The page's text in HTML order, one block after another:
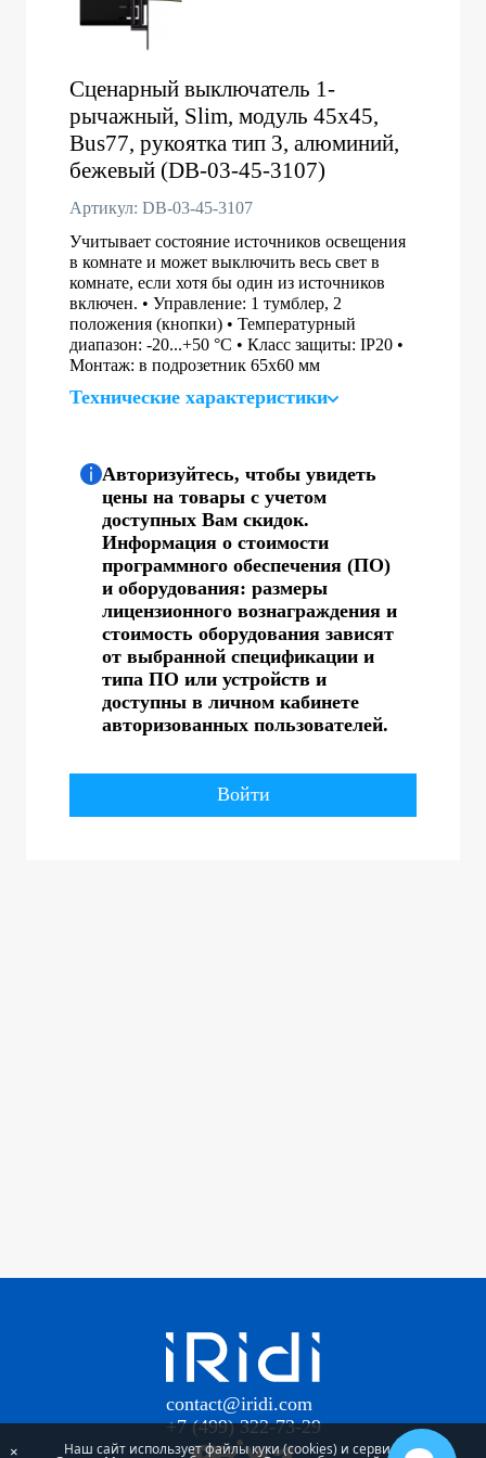
Сценарный выключатель 1-
рычажный, Slim, модуль 45х45,
Bus77, рукоятка тип 3, алюминий,
бежевый (DB-03-45-3107)
Артикул: DB-03-45-3107
Учитывает состояние источников освещения
в комнате и может выключить весь свет в
комнате, если хотя бы один из источников
включен. • Управление: 1 тумблер, 2
положения (кнопки) • Температурный
диапазон: -20...+50 °C • Класс защиты: IP20 •
Монтаж: в подрозетник 65x60 мм
Технические характеристики
Авторизуйтесь, чтобы увидеть
цены на товары с учетом
доступных Вам скидок.
Информация о стоимости
программного обеспечения (ПО)
и оборудования: размеры
лицензионного вознаграждения и
стоимость оборудования зависят
от выбранной спецификации и
типа ПО или устройств и
доступны в личном кабинете
авторизованных пользователей.
Войти
contact@iridi.com
+7 (499) 322-73-29
× Наш сайт использует файлы куки (cookies) и сервис